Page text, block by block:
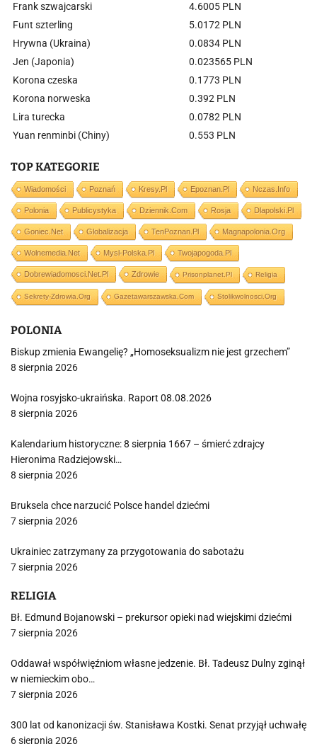
Frank szwajcarski
4.6005 PLN
Funt szterling
5.0172 PLN
Hrywna (Ukraina)
0.0834 PLN
Jen (Japonia)
0.023565 PLN
Korona czeska
0.1773 PLN
Korona norweska
0.392 PLN
Lira turecka
0.0782 PLN
Yuan renminbi (Chiny)
0.553 PLN
TOP KATEGORIE
Wiadomości Poznań Kresy.pl Epoznan.pl Nczas.info
Polonia Publicystyka Dziennik.com Rosja Dlapolski.pl
Goniec.net Globalizacja TenPoznan.pl Magnapolonia.org
Wolnemedia.net Mysl-Polska.pl Twojapogoda.pl
Dobrewiadomosci.net.pl Zdrowie Prisonplanet.pl Religia
Sekrety-Zdrowia.org Gazetawarszawska.com Stolikwolnosci.org
POLONIA
Biskup zmienia Ewangelię? „Homoseksualizm nie jest grzechem”
8 sierpnia 2026
Wojna rosyjsko-ukraińska. Raport 08.08.2026
8 sierpnia 2026
Kalendarium historyczne: 8 sierpnia 1667 – śmierć zdrajcy
Hieronima Radziejowski…
8 sierpnia 2026
Bruksela chce narzucić Polsce handel dziećmi
7 sierpnia 2026
Ukrainiec zatrzymany za przygotowania do sabotażu
7 sierpnia 2026
RELIGIA
Bł. Edmund Bojanowski – prekursor opieki nad wiejskimi dziećmi
7 sierpnia 2026
Oddawał współwięźniom własne jedzenie. Bł. Tadeusz Dulny zginął
w niemieckim obo…
7 sierpnia 2026
300 lat od kanonizacji św. Stanisława Kostki. Senat przyjął uchwałę
6 sierpnia 2026